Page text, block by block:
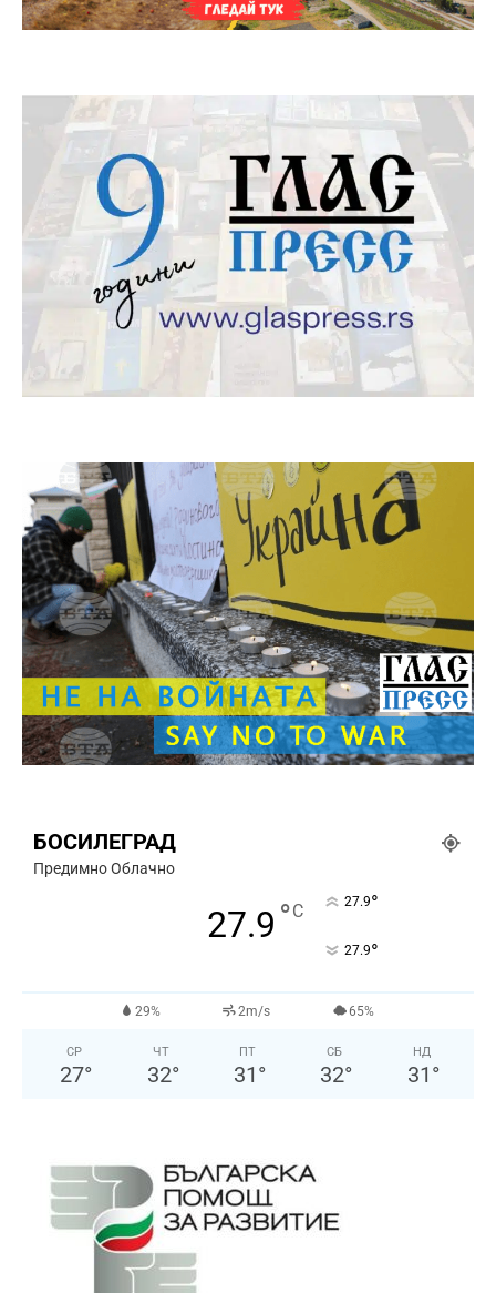
БОСИЛЕГРАД
Предимно Облачно
27.9 °C 27.9°
27.9°
29% 2m/s 65%
СР
27°
ЧТ
32°
ПТ
31 °
СБ
32°
НД
31 °